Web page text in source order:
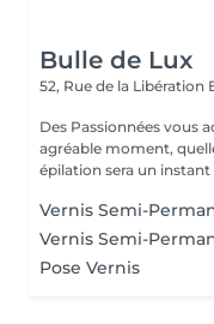
Bulle de Lux
52, Rue de la Libération
Des Passionnées vous
agréable moment,
épilation sera un instant
Vernis Semi-
Vernis Semi-
Pose Vernis